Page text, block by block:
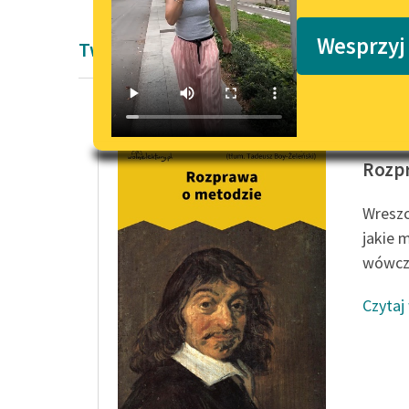
Twórczość Oświecenie René
jakie
Czytaj